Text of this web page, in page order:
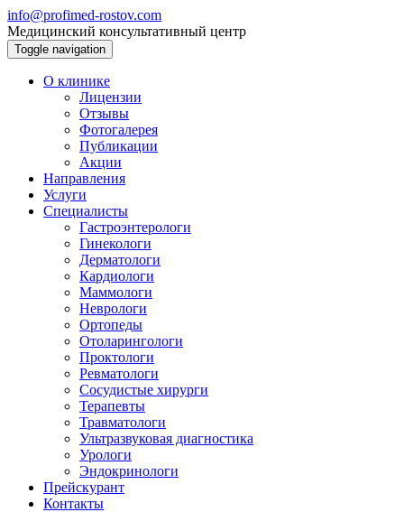
info@profimed-rostov.com
Медицинский консультативный центр
Toggle navigation
О клинике
Лицензии
Отзывы
Фотогалерея
Публикации
Акции
Направления
Услуги
Специалисты
Гастроэнтерологи
Гинекологи
Дерматологи
Кардиологи
Маммологи
Неврологи
Ортопеды
Отоларингологи
Проктологи
Ревматологи
Сосудистые хирурги
Терапевты
Травматологи
Ультразвуковая диагностика
Урологи
Эндокринологи
Прейскурант
Контакты